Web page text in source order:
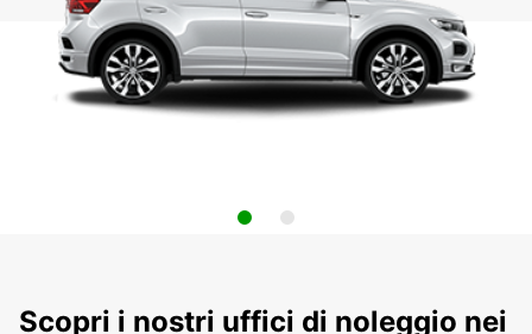
Scopri i nostri uffici di noleggio nei